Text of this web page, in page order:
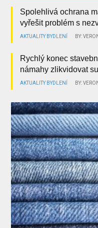
Spolehlivá ochrana
vyřešit problém s
AKTUALITY BYDLENÍ BY:
Rychlý konec
námahy zlikvidovat
AKTUALITY BYDLENÍ BY: